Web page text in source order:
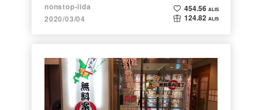
nonstop-iida
2020/03/04
454.56 ALIS
124.82 ALIS